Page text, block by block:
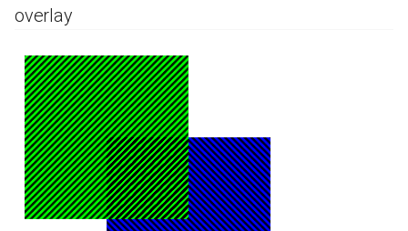
overlay